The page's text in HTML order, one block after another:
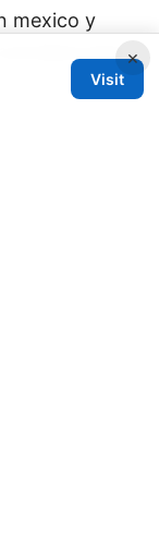
mexico y
para ×
Visit